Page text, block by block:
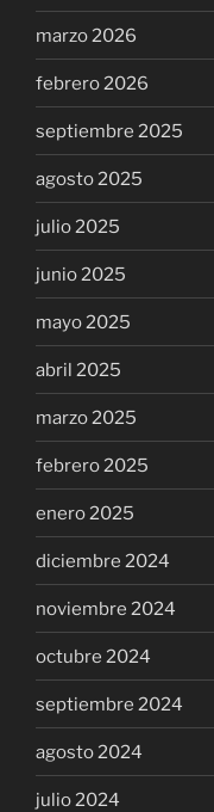
marzo 2026
febrero 2026
septiembre 2025
agosto 2025
julio 2025
junio 2025
mayo 2025
abril 2025
marzo 2025
febrero 2025
enero 2025
diciembre 2024
noviembre 2024
octubre 2024
septiembre 2024
agosto 2024
julio 2024